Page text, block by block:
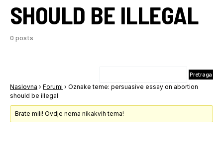
SHOULD BE ILLEGAL
0 posts
Naslovna › Forumi › Oznake teme: persuasive essay on abortion
should be illegal
Brate mili! Ovdje nema nikakvih tema!